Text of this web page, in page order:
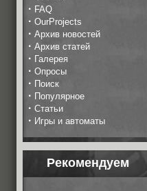
· FAQ
· OurProjects
· Архив новостей
· Архив статей
· Галерея
· Опросы
· Поиск
· Популярное
· Статьи
· Игры и автоматы
Рекомендуем